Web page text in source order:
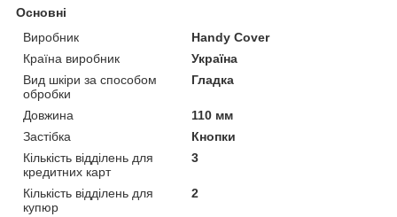
Основні
Виробник
Handy Cover
Країна виробник
Україна
Вид шкіри за способом
обробки
Гладка
Довжина
110 мм
Застібка
Кнопки
Кількість відділень для
кредитних карт
3
Кількість відділень для
купюр
2